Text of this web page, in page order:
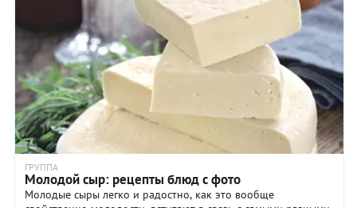
ГРУППА
Молодой сыр: рецепты блюд с фото
Молодые сыры легко и радостно, как это вообще